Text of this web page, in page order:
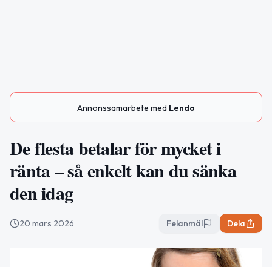
Annonssamarbete med Lendo
De flesta betalar för mycket i
ränta – så enkelt kan du sänka
den idag
20 mars 2026 Felanmäl Dela